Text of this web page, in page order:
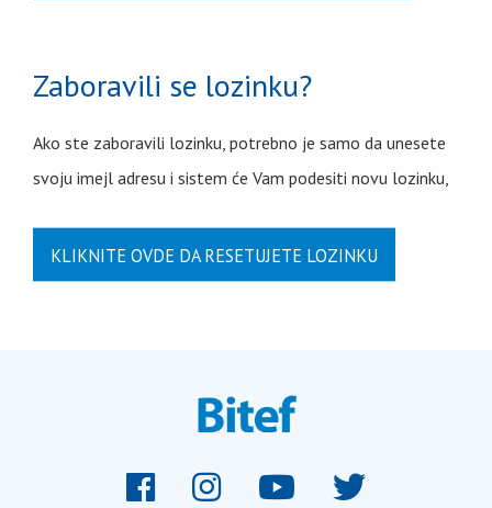
Zaboravili se lozinku?
Ako ste zaboravili lozinku, potrebno je samo da unesete
svoju imejl adresu i sistem će Vam podesiti novu lozinku,
KLIKNITE OVDE DA RESETUJETE LOZINKU